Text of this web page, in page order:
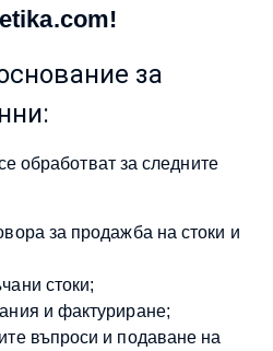
за
обработват за следните
за продажба на стоки и
стоки;
и фактуриране;
въпроси и подаване на